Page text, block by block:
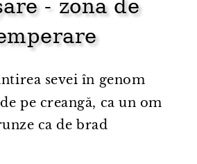
- zona de
sevei în genom
pe creangă, ca un om
ca de brad